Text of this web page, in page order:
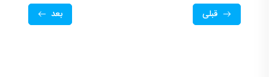
قبلی بعد